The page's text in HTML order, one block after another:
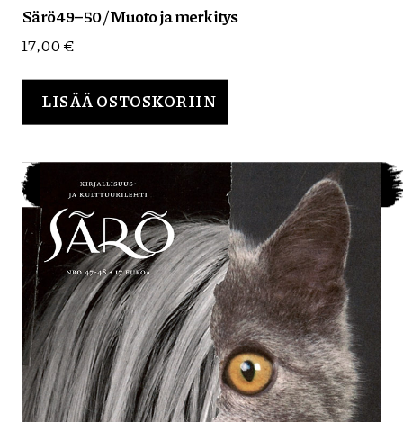
Särö 49–50 / Muoto ja merkitys
17,00€
LISÄÄ OSTOSKORIIN